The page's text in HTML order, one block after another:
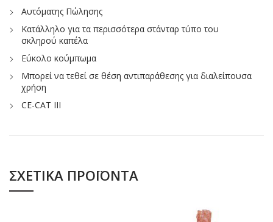
Αυτόματης Πώλησης
Κατάλληλο για τα περισσότερα στάνταρ τύπο του
σκληρού καπέλα
Εύκολο κούμπωμα
Μπορεί να τεθεί σε θέση αντιπαράθεσης για διαλείπουσα
χρήση
CE-CAT III
ΣΧΕΤΙΚΆ ΠΡΟΪΌΝΤΑ